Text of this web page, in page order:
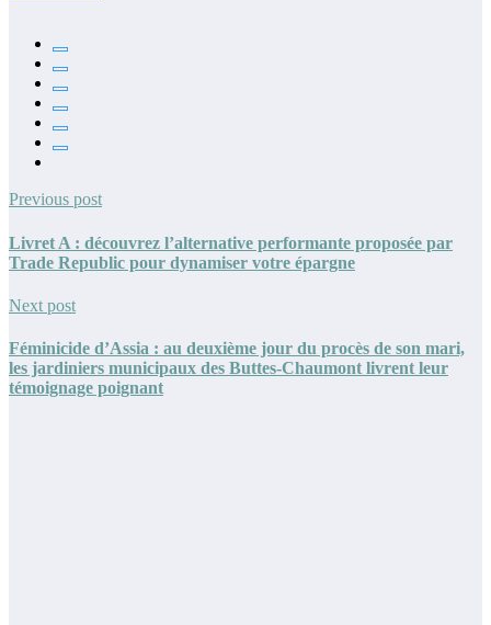
Previous post
Livret A : découvrez l’alternative performante proposée par
Trade Republic pour dynamiser votre épargne
Next post
Féminicide d’Assia : au deuxième jour du procès de son mari,
les jardiniers municipaux des Buttes-Chaumont livrent leur
témoignage poignant